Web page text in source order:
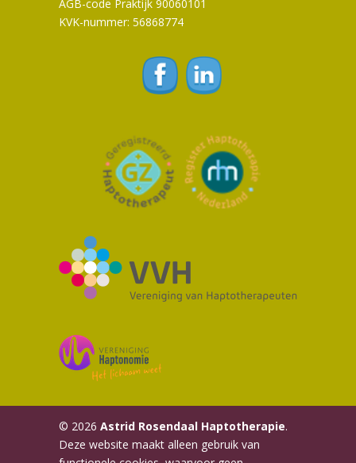
AGB-code Praktijk 90060101
KVK-nummer: 56868774
© 2026 Astrid Rosendaal Haptotherapie.
Deze website maakt alleen gebruik van